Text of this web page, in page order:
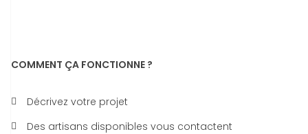
COMMENT ÇA FONCTIONNE ?
Décrivez votre projet
Des artisans disponibles vous contactent